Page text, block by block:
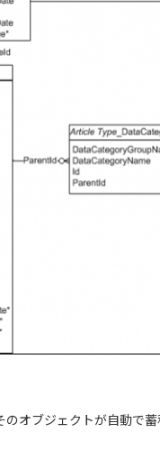
オブジェクトが自動で